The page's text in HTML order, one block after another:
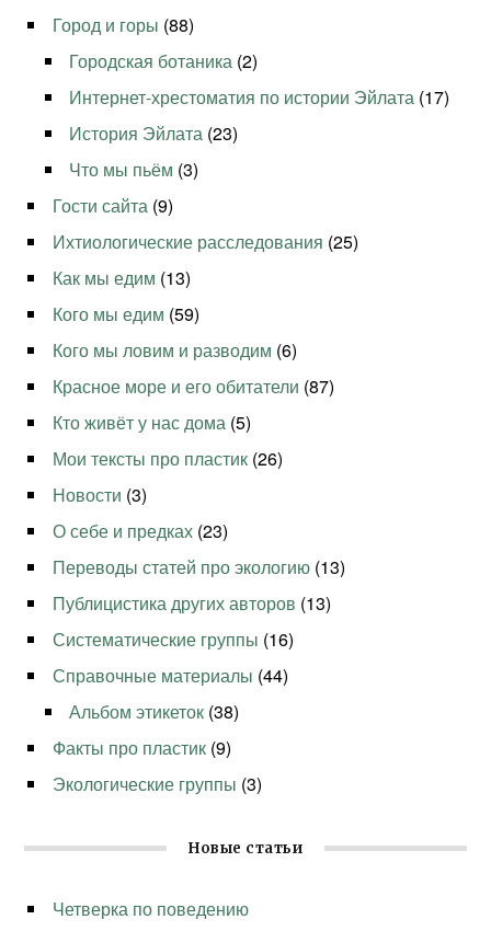
Город и горы (88)
Городская ботаника (2)
Интернет-хрестоматия по истории Эйлата (17)
История Эйлата (23)
Что мы пьём (3)
Гости сайта (9)
Ихтиологические расследования (25)
Как мы едим (13)
Кого мы едим (59)
Кого мы ловим и разводим (6)
Красное море и его обитатели (87)
Кто живёт у нас дома (5)
Мои тексты про пластик (26)
Новости (3)
О себе и предках (23)
Переводы статей про экологию (13)
Публицистика других авторов (13)
Систематические группы (16)
Справочные материалы (44)
Альбом этикеток (38)
Факты про пластик (9)
Экологические группы (3)
Новые статьи
Четверка по поведению